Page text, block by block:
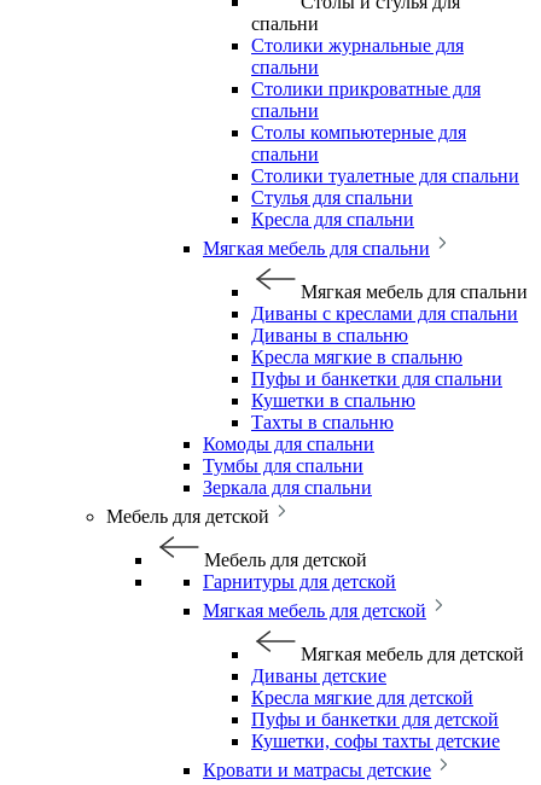
спальни
Столики журнальные для
спальни
Столики прикроватные для
спальни
Столы компьютерные для
спальни
Столики туалетные для спальни
Стулья для спальни
Кресла для спальни
Мягкая мебель для спальни
Мягкая мебель для спальни
Диваны с креслами для спальни
Диваны в спальню
Кресла мягкие в спальню
Пуфы и банкетки для спальни
Кушетки в спальню
Тахты в спальню
Комоды для спальни
Тумбы для спальни
Зеркала для спальни
Мебель для детской
Мебель для детской
Гарнитуры для детской
Мягкая мебель для детской
Мягкая мебель для детской
Диваны детские
Кресла мягкие для детской
Пуфы и банкетки для детской
Кушетки, софы тахты детские
Кровати и матрасы детские